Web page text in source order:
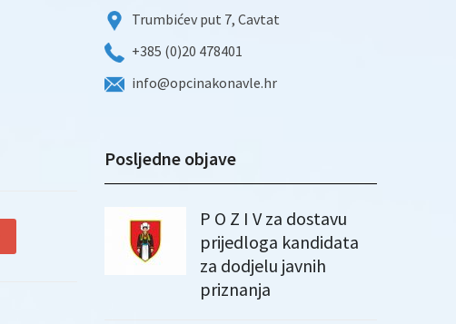
Trumbićev put 7, Cavtat
+385 (0)20 478401
info@opcinakonavle.hr
Posljedne objave
P O Z I V za dostavu
prijedloga kandidata
za dodjelu javnih
priznanja